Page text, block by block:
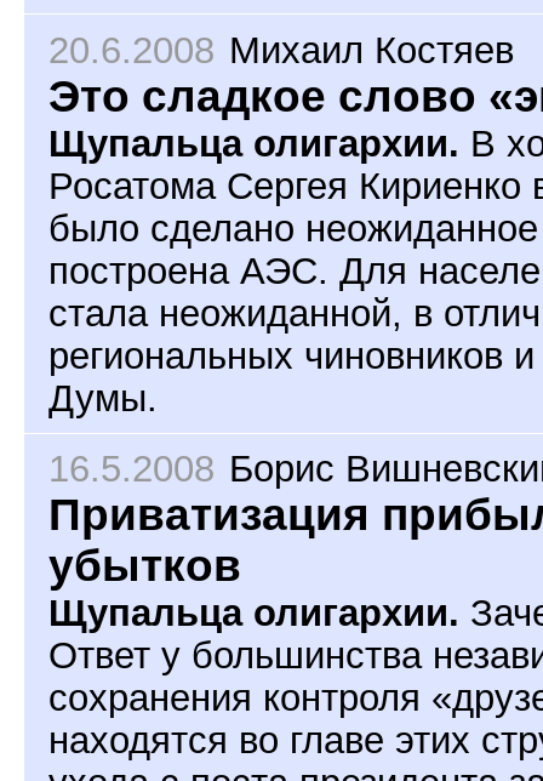
20.6.2008 Михаил Костяев
Это сладкое слово
Щупальца олигархии. В
Росатома Сергея Кириенко
было сделано
построена АЭС. Для
стала неожиданной, в
региональных чиновников
Думы.
16.5.2008 Борис
Приватизация
убытков
Щупальца олигархии.
Ответ у большинства
сохранения контроля
находятся во главе этих